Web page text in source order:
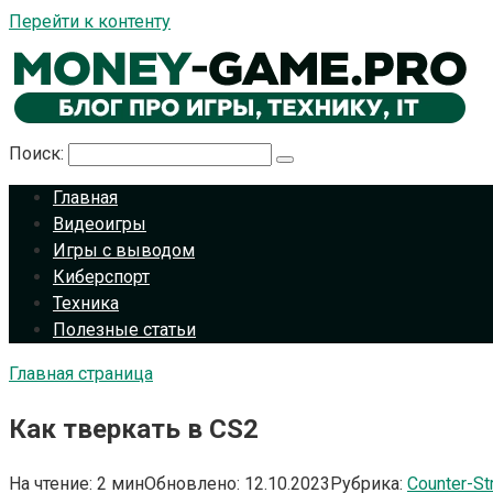
Перейти к контенту
Поиск:
Главная
Видеоигры
Игры с выводом
Киберспорт
Техника
Полезные статьи
Главная страница
Как тверкать в CS2
На чтение: 2 минОбновлено: 12.10.2023Рубрика: Counter-